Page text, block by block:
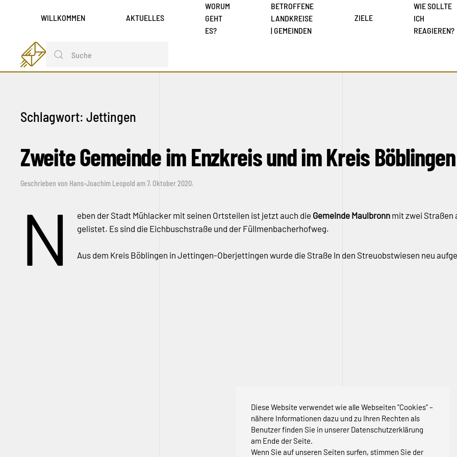
Diese Website verwendet wie alle Webseiten "Cookies" –
nähere Informationen dazu und zu Ihren Rechten als
Benutzer finden Sie in unserer Datenschutzerklärung
am Ende der Seite.
Wenn Sie auf unseren Seiten surfen, stimmen Sie der
WILLKOMMEN AKTUELLES
WORUM
GEHT
ES?
BETROFFENE
LANDKREISE
| GEMEINDEN
ZIELE
WIE SOLLTE
ICH
REAGIEREN?
Schlagwort: Jettingen
Zweite Gemeinde im Enzkreis und im Kreis
Geschrieben von Hans-Joachim Leopold am7. Oktober 2020.
N eben der Stadt Mühlacker mit seinen Ortsteilen ist jetzt auch die Gemeinde Maulbronn mit zwei Straßen
gelistet. Es sind die Eichbuschstraße und der Füllmenbacherhofweg.
Aus dem Kreis Böblingen in Jettingen-Oberjettingen wurde die Straße In den Streuobstwiesen neu